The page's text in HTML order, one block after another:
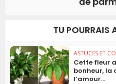
TU POURRAIS
ASTUCES ET
Cette fleur
bonheur, la
l’amour...